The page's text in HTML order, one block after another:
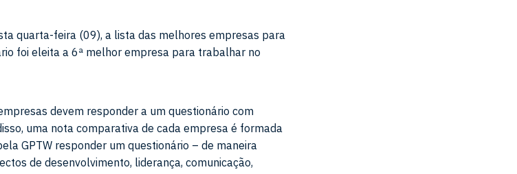
quarta-feira (09), a lista das melhores empresas para
foi eleita a 6ª melhor empresa para trabalhar no
devem responder a um questionário com
uma nota comparativa de cada empresa é formada
GPTW responder um questionário – de maneira
de desenvolvimento, liderança, comunicação,